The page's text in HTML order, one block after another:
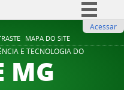
MAPA DO SITE
Comunica BR
Participe
Acessar
E TECNOLOGIA DO
MG